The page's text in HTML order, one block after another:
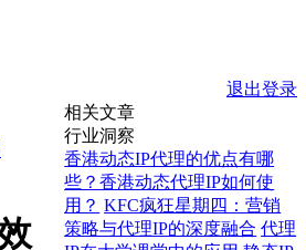
退出登录
相关文章
行业洞察
香港动态IP代理的优点有哪
些？香港动态代理IP如何使
用？ KFC疯狂星期四：营销
策略与代理IP的深度融合 代理